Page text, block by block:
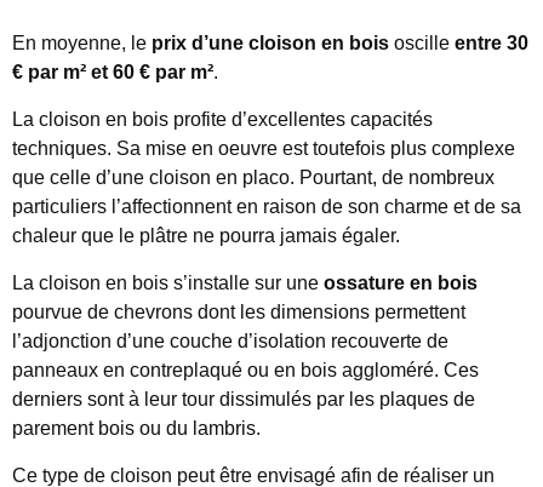
En moyenne, le prix d’une cloison en bois oscille entre 30
€ par m² et 60 € par m².
La cloison en bois profite d’excellentes capacités
techniques. Sa mise en oeuvre est toutefois plus complexe
que celle d’une cloison en placo. Pourtant, de nombreux
particuliers l’affectionnent en raison de son charme et de sa
chaleur que le plâtre ne pourra jamais égaler.
La cloison en bois s’installe sur une ossature en bois
pourvue de chevrons dont les dimensions permettent
l’adjonction d’une couche d’isolation recouverte de
panneaux en contreplaqué ou en bois aggloméré. Ces
derniers sont à leur tour dissimulés par les plaques de
parement bois ou du lambris.
Ce type de cloison peut être envisagé afin de réaliser un